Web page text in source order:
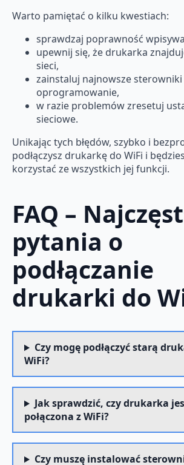
Warto pamiętać o kilku kwestiach:
sprawdzaj poprawność
upewnij się, że drukarka
sieci,
zainstaluj najnowsze sterowniki
oprogramowanie,
w razie problemów zresetuj
sieciowe.
Unikając tych błędów, szybko i
podłączysz drukarkę do WiFi i
korzystać ze wszystkich jej funkcji.
FAQ –
pytania o
podłączanie
drukarki do
Czy mogę podłączyć starą
WiFi?
Jak sprawdzić, czy drukarka
połączona z WiFi?
Czy muszę instalować